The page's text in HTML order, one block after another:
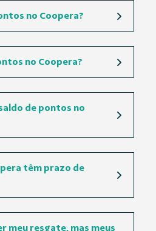
no Coopera?
no Coopera?
de pontos no
têm prazo de
meu resgate, mas meus